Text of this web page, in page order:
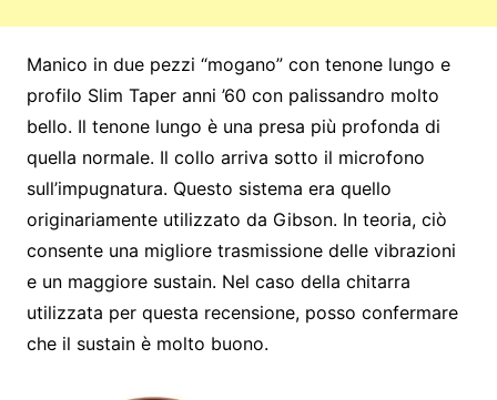
Manico in due pezzi “mogano” con tenone lungo e
profilo Slim Taper anni ’60 con palissandro molto
bello. Il tenone lungo è una presa più profonda di
quella normale. Il collo arriva sotto il microfono
sull’impugnatura. Questo sistema era quello
originariamente utilizzato da Gibson. In teoria, ciò
consente una migliore trasmissione delle vibrazioni
e un maggiore sustain. Nel caso della chitarra
utilizzata per questa recensione, posso confermare
che il sustain è molto buono.